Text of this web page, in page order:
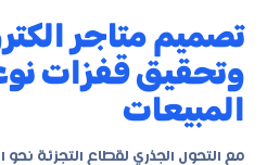
تصميم متاجر
وتحقيق قفزات
المبيعات
مع التحول الجذري لقطاع التجزئة